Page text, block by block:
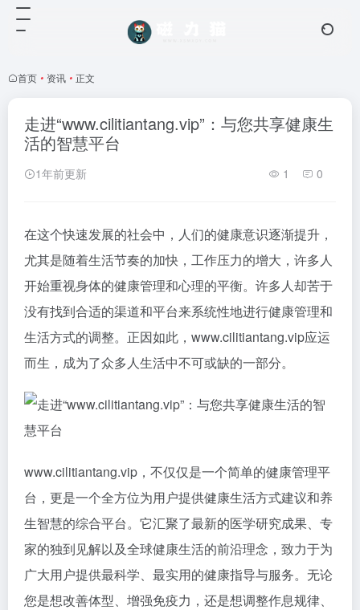
首页 • 资讯 • 正文
走进“www.cilitiantang.vip”：与您共享健康生
活的智慧平台
1年前更新 1 0
在这个快速发展的社会中，人们的健康意识逐渐提升，
尤其是随着生活节奏的加快，工作压力的增大，许多人
开始重视身体的健康管理和心理的平衡。许多人却苦于
没有找到合适的渠道和平台来系统性地进行健康管理和
生活方式的调整。正因如此，www.cilitiantang.vip应运
而生，成为了众多人生活中不可或缺的一部分。
www.cilitiantang.vip，不仅仅是一个简单的健康管理平
台，更是一个全方位为用户提供健康生活方式建议和养
生智慧的综合平台。它汇聚了最新的医学研究成果、专
家的独到见解以及全球健康生活的前沿理念，致力于为
广大用户提供最科学、最实用的健康指导与服务。无论
您是想改善体型、增强免疫力，还是想调整作息规律、